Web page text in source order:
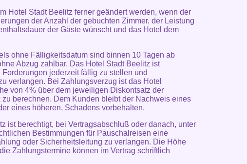
Hotel Stadt Beelitz ferner geändert werden, wenn der
der Anzahl der gebuchten Zimmer, der Leistung
der Gäste wünscht und das Hotel dem
ohne Fälligkeitsdatum sind binnen 10 Tagen ab
Abzug zahlbar. Das Hotel Stadt Beelitz ist
jederzeit fällig zu stellen und
verlangen. Bei Zahlungsverzug ist das Hotel
von 4% über dem jeweiligen Diskontsatz der
berechnen. Dem Kunden bleibt der Nachweis eines
eines höheren, Schadens vorbehalten.
ist berechtigt, bei Vertragsabschluß oder danach, unter
Bestimmungen für Pauschalreisen eine
oder Sicherheitsleitung zu verlangen. Die Höhe
Zahlungstermine können im Vertrag schriftlich